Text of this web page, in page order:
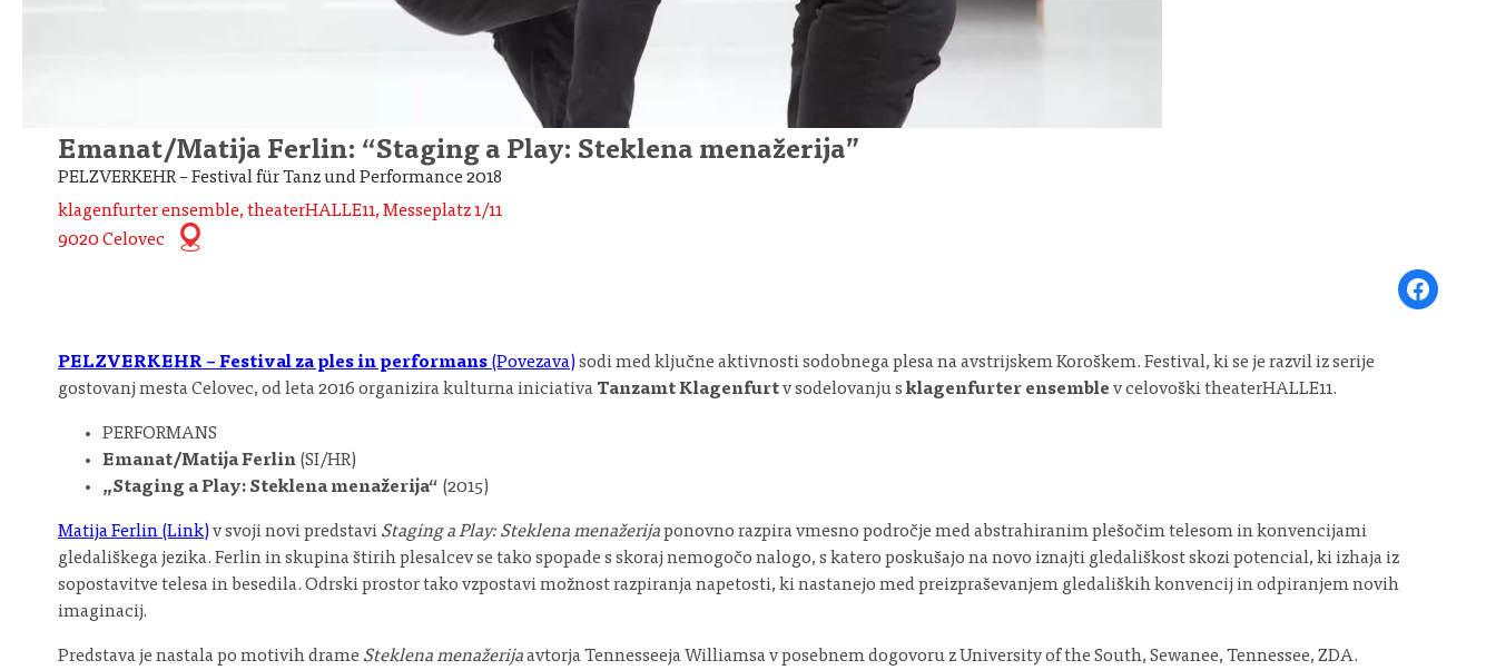
Emanat/Matija Ferlin: “Staging a Play: Steklena menažerija”
PELZVERKEHR – Festival für Tanz und Performance 2018
klagenfurter ensemble, theaterHALLE11, Messeplatz 1/11
9020 Celovec
Share on
PELZVERKEHR – Festival za ples in performans (Povezava)sodi med ključne aktivnosti sodobnega plesa na avstrijskem Koroškem. Festival, ki se je razvil iz serije
gostovanj mesta Celovec, od leta 2016 organizira kulturna iniciativa Tanzamt Klagenfurtv sodelovanju s klagenfurter ensemble v celovoški theaterHALLE11.
PERFORMANS
Emanat/Matija Ferlin (SI/HR)
„Staging a Play: Steklena menažerija“ (2015)
Matija Ferlin (Link)v svoji novi predstavi Staging a Play: Steklena menažerijaponovno razpira vmesno področje med abstrahiranim plešočim telesom in konvencijami
gledališkega jezika. Ferlin in skupina štirih plesalcev se tako spopade s skoraj nemogočo nalogo, s katero poskušajo na novo iznajti gledališkost skozi potencial, ki izhaja iz
sopostavitve telesa in besedila. Odrski prostor tako vzpostavi možnost razpiranja napetosti, ki nastanejo med preizpraševanjem gledaliških konvencij in odpiranjem novih
imaginacij.
Predstava je nastala po motivih drame Steklena menažerijaavtorja Tennesseeja Williamsa v posebnem dogovoru z University of the South, Sewanee, Tennessee, ZDA.